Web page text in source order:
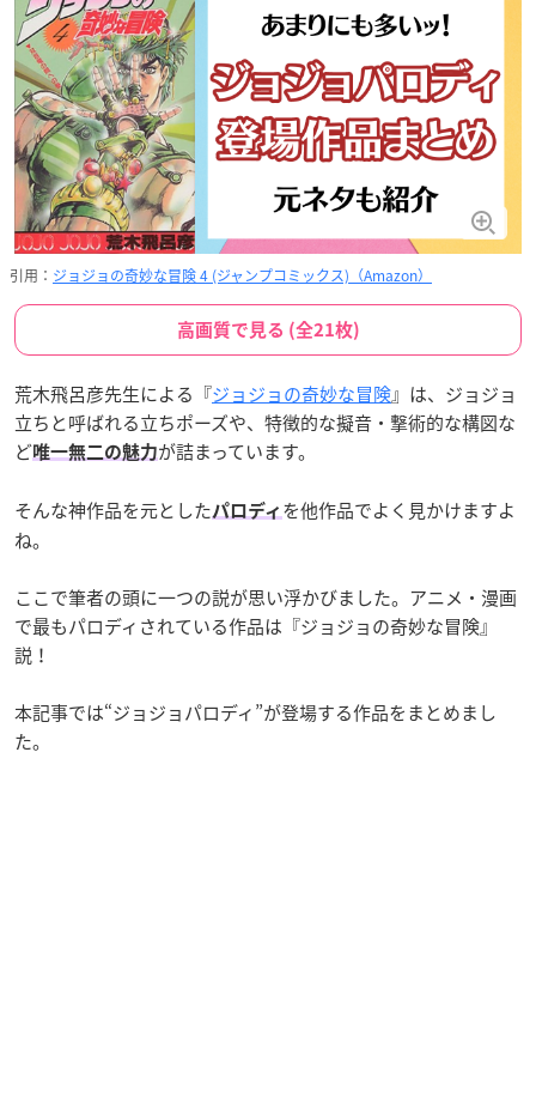
引用： ジョジョの奇妙な冒険 4 (ジャンプコミックス)（Amazon）
高画質で見る (全21枚)
荒木飛呂彦先生による『ジョジョの奇妙な冒険』は、ジョジョ
立ちと呼ばれる立ちポーズや、特徴的な擬音・撃術的な構図な
ど唯一無二の魅力が詰まっています。
そんな神作品を元とした パロディ を他作品でよく見かけますよ
ね。
ここで筆者の頭に一つの説が思い浮かびました。アニメ・漫画
で最もパロディされている作品は『ジョジョの奇妙な冒険』
説！
本記事では“ジョジョパロディ”が登場する作品をまとめまし
た。